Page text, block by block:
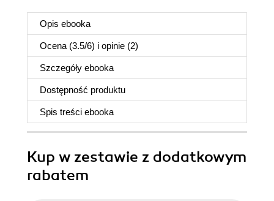
Opis ebooka
Ocena (3.5/6) i opinie (2)
Szczegóły ebooka
Dostępność produktu
Spis treści ebooka
Kup w zestawie z dodatkowym
rabatem